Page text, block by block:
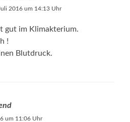
2016 um 14:13 Uhr
gut im Klimakterium.
!
Blutdruck.
um 11:06 Uhr